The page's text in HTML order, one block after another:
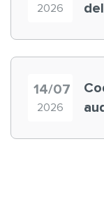
2026
del
14/07
2026